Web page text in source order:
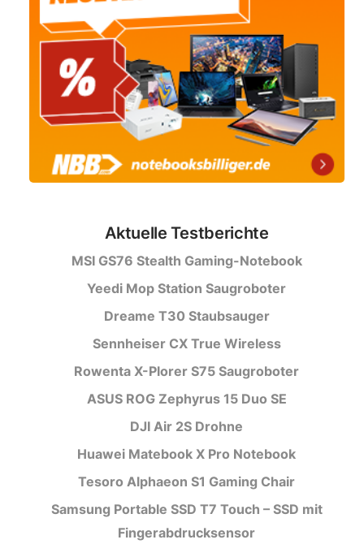
Aktuelle Testberichte
MSI GS76 Stealth Gaming-Notebook
Yeedi Mop Station Saugroboter
Dreame T30 Staubsauger
Sennheiser CX True Wireless
Rowenta X-Plorer S75 Saugroboter
ASUS ROG Zephyrus 15 Duo SE
DJI Air 2S Drohne
Huawei Matebook X Pro Notebook
Tesoro Alphaeon S1 Gaming Chair
Samsung Portable SSD T7 Touch – SSD mit
Fingerabdrucksensor